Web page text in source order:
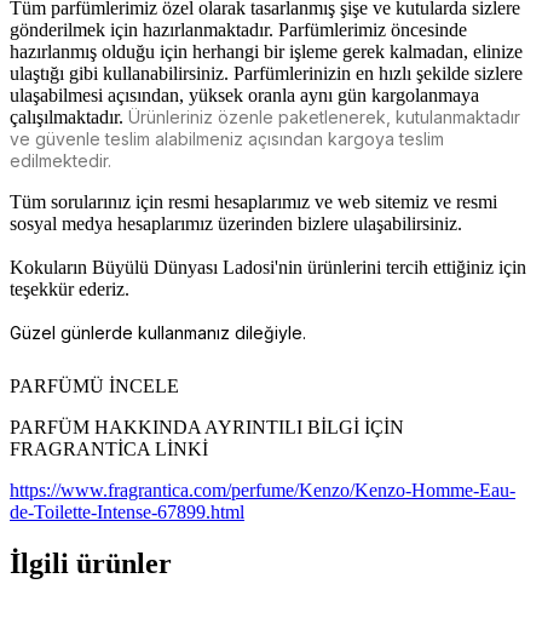
Tüm parfümlerimiz özel olarak tasarlanmış şişe ve kutularda sizlere
gönderilmek için hazırlanmaktadır. Parfümlerimiz öncesinde
hazırlanmış olduğu için herhangi bir işleme gerek kalmadan, elinize
ulaştığı gibi kullanabilirsiniz. Parfümlerinizin en hızlı şekilde sizlere
ulaşabilmesi açısından, yüksek oranla aynı gün kargolanmaya
çalışılmaktadır. Ürünleriniz özenle paketlenerek, kutulanmaktadır
ve güvenle teslim alabilmeniz açısından kargoya teslim
edilmektedir.
Tüm sorularınız için resmi hesaplarımız ve web sitemiz ve resmi
sosyal medya hesaplarımız üzerinden bizlere ulaşabilirsiniz.
Kokuların Büyülü Dünyası Ladosi'nin ürünlerini tercih ettiğiniz için
teşekkür ederiz.
Güzel günlerde kullanmanız dileğiyle.
PARFÜMÜ İNCELE
PARFÜM HAKKINDA AYRINTILI BİLGİ İÇİN
FRAGRANTİCA LİNKİ
https://www.fragrantica.com/perfume/Kenzo/Kenzo-Homme-Eau-
de-Toilette-Intense-67899.html
İlgili ürünler